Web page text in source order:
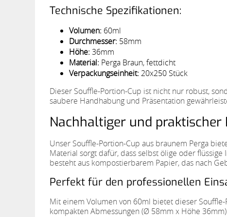
Technische Spezifikationen:
Volumen: 60ml
Durchmesser: 58mm
Höhe: 36mm
Material: Perga Braun, fettdicht
Verpackungseinheit: 20x250 Stück
Dieser Souffle-Portion-Cup ist nicht nur robust,
saubere Handhabung und Präsentation
Nachhaltiger und
Unser Souffle-Portion-Cup aus braunem Perga
Material sorgt dafür, dass selbst ölige oder
besteht aus kompostierbarem Papier, das nach
Perfekt für den professionellen
Mit einem Volumen von 60ml bietet dieser
kompakten Abmessungen (Ø 58mm x Höhe